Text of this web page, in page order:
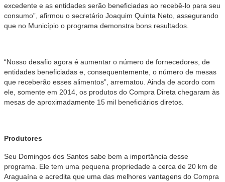
excedente e as entidades serão beneficiadas ao recebê-lo para seu
consumo”, afirmou o secretário Joaquim Quinta Neto, assegurando
que no Município o programa demonstra bons resultados.
“Nosso desafio agora é aumentar o número de fornecedores, de
entidades beneficiadas e, consequentemente, o número de mesas
que receberão esses alimentos”, arrematou. Ainda de acordo com
ele, somente em 2014, os produtos do Compra Direta chegaram às
mesas de aproximadamente 15 mil beneficiários diretos.
Produtores
Seu Domingos dos Santos sabe bem a importância desse
programa. Ele tem uma pequena propriedade a cerca de 20 km de
Araguaína e acredita que uma das melhores vantagens do Compra